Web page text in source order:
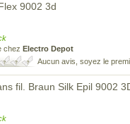
9002 3d
chez Electro Depot
Aucun avis, soyez le
fil. Braun Silk Epil 9002